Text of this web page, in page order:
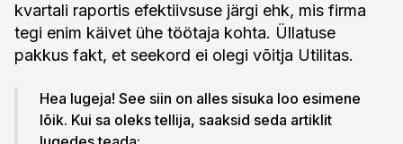
kvartali raportis efektiivsuse järgi ehk, mis firma
tegi enim käivet ühe töötaja kohta. Üllatuse
pakkus fakt, et seekord ei olegi võitja Utilitas.
Hea lugeja! See siin on alles sisuka loo esimene
lõik. Kui sa oleks tellija, saaksid seda artiklit